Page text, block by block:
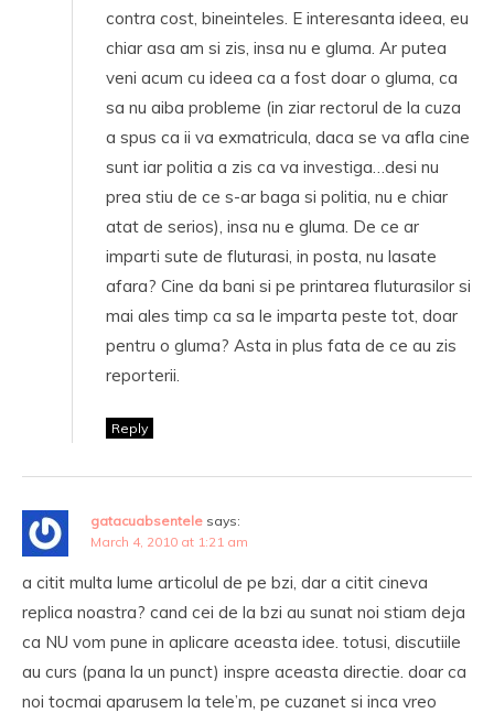
contra cost, bineinteles. E interesanta ideea, eu
chiar asa am si zis, insa nu e gluma. Ar putea
veni acum cu ideea ca a fost doar o gluma, ca
sa nu aiba probleme (in ziar rectorul de la cuza
a spus ca ii va exmatricula, daca se va afla cine
sunt iar politia a zis ca va investiga…desi nu
prea stiu de ce s-ar baga si politia, nu e chiar
atat de serios), insa nu e gluma. De ce ar
imparti sute de fluturasi, in posta, nu lasate
afara? Cine da bani si pe printarea fluturasilor si
mai ales timp ca sa le imparta peste tot, doar
pentru o gluma? Asta in plus fata de ce au zis
reporterii.
Reply
gatacuabsentele says:
March 4, 2010 at 1:21 am
a citit multa lume articolul de pe bzi, dar a citit cineva
replica noastra? cand cei de la bzi au sunat noi stiam deja
ca NU vom pune in aplicare aceasta idee. totusi, discutiile
au curs (pana la un punct) inspre aceasta directie. doar ca
noi tocmai aparusem la tele’m, pe cuzanet si inca vreo